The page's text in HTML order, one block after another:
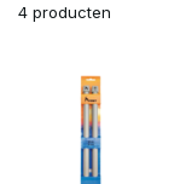
4 producten